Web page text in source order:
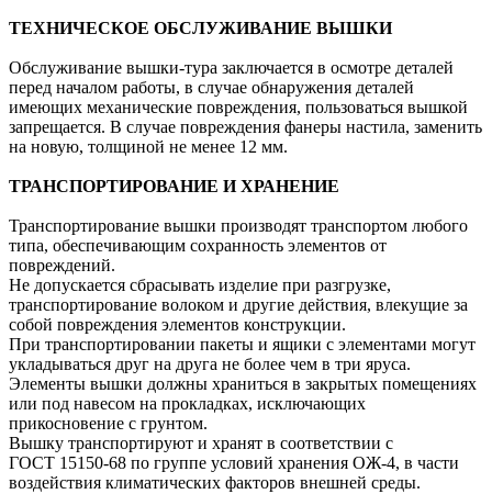
ТЕХНИЧЕСКОЕ ОБСЛУЖИВАНИЕ ВЫШКИ
Обслуживание вышки-тура заключается в осмотре деталей
перед началом работы, в случае обнаружения деталей
имеющих механические повреждения, пользоваться вышкой
запрещается. В случае повреждения фанеры настила, заменить
на новую, толщиной не менее 12 мм.
ТРАНСПОРТИРОВАНИЕ И ХРАНЕНИЕ
Транспортирование вышки производят транспортом любого
типа, обеспечивающим сохранность элементов от
повреждений.
Не допускается сбрасывать изделие при разгрузке,
транспортирование волоком и другие действия, влекущие за
собой повреждения элементов конструкции.
При транспортировании пакеты и ящики с элементами могут
укладываться друг на друга не более чем в три яруса.
Элементы вышки должны храниться в закрытых помещениях
или под навесом на прокладках, исключающих
прикосновение с грунтом.
Вышку транспортируют и хранят в соответствии с
ГОСТ 15150-68 по группе условий хранения ОЖ-4, в части
воздействия климатических факторов внешней среды.